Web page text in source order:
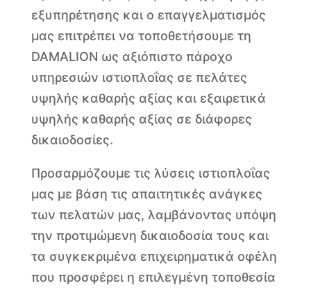
εξυπηρέτησης και ο επαγγελματισμός
μας επιτρέπει να τοποθετήσουμε τη
DAMALION ως αξιόπιστο πάροχο
υπηρεσιών ιστιοπλοΐας σε πελάτες
υψηλής καθαρής αξίας και εξαιρετικά
υψηλής καθαρής αξίας σε διάφορες
δικαιοδοσίες.
Προσαρμόζουμε τις λύσεις ιστιοπλοΐας
μας με βάση τις απαιτητικές ανάγκες
των πελατών μας, λαμβάνοντας υπόψη
την προτιμώμενη δικαιοδοσία τους και
τα συγκεκριμένα επιχειρηματικά οφέλη
που προσφέρει η επιλεγμένη τοποθεσία